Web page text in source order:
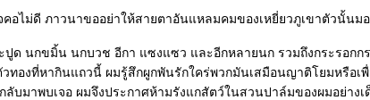
คอไม่ดี ภาวนาขออย่าให้สายตาอันแหลมคมของเหยี่ยวภูเขาตัวนั้นม
ปูด นกขมิ้น นกบวช อีกา แซงแซว และอีกหลายนก รวมถึงกระรอกก
วทองที่หากินแถวนี้ ผมรู้สึกผูกพันรักใคร่พวกมันเสมือนญาติโยมหรือเ
ลับมาพบเจอ ผมจึงประกาศห้ามรังแกสัตว์ในสวนปาล์มของผมอย่าง